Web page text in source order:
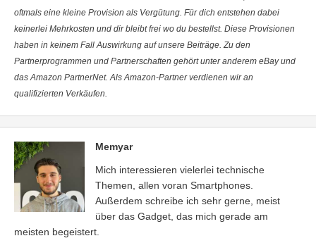
oftmals eine kleine Provision als Vergütung. Für dich entstehen dabei
keinerlei Mehrkosten und dir bleibt frei wo du bestellst. Diese Provisionen
haben in keinem Fall Auswirkung auf unsere Beiträge. Zu den
Partnerprogrammen und Partnerschaften gehört unter anderem eBay und
das Amazon PartnerNet. Als Amazon-Partner verdienen wir an
qualifizierten Verkäufen.
Memyar
Mich interessieren vielerlei technische
Themen, allen voran Smartphones.
Außerdem schreibe ich sehr gerne, meist
über das Gadget, das mich gerade am
meisten begeistert.